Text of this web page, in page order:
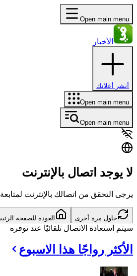
Open main menu
الأخبار
أنشر أعلانك
Open main menu
Open main menu
لا يوجد اتصال بالإنترنت
يرجى التحقق من اتصالك بالإنترنت
حاول مرة أخرى العودة للصفحة
سيتم استعادة الاتصال تلقائيًا عند توفره
الأكثر رواجًا هذا الاسبوع